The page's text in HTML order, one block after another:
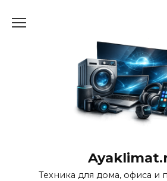
Техника для дома, офиса и